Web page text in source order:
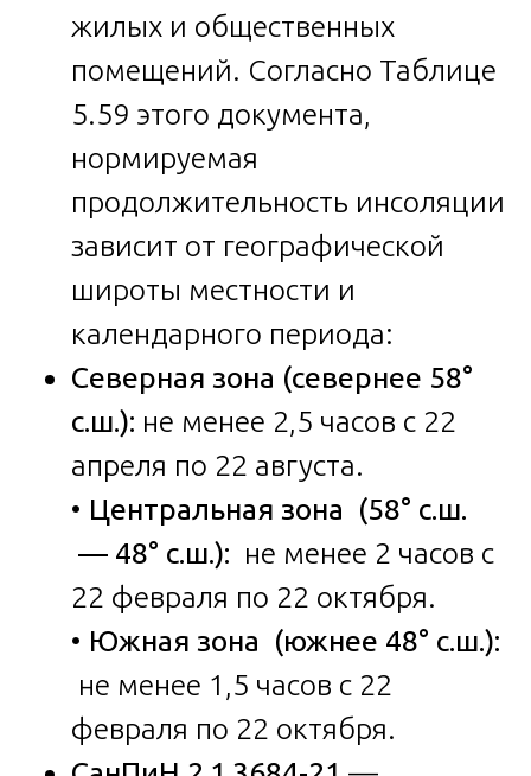
жилых и общественных
помещений. Согласно Таблице
5.59 этого документа,
нормируемая
продолжительность инсоляции
зависит от географической
широты местности и
календарного периода:
Северная зона (севернее 58°
с.ш.): не менее 2,5 часов с 22
апреля по 22 августа.
• Центральная зона (58° с.ш.
— 48° с.ш.): не менее 2 часов с
22 февраля по 22 октября.
• Южная зона (южнее 48° с.ш.):
не менее 1,5 часов с 22
февраля по 22 октября.